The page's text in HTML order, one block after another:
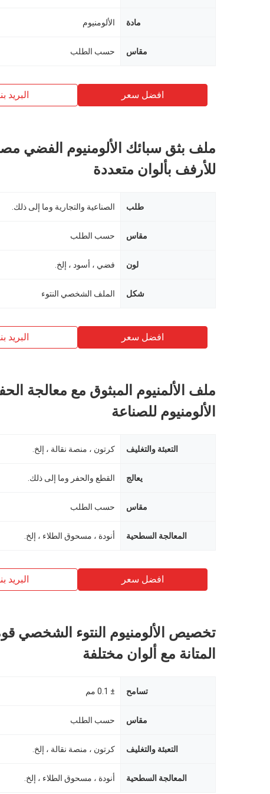
مادة الألومنيوم
مقاس حسب الطلب
افضل سعر البريد
ملف بثق سبائك الألومنيوم الفضي
للأرفف بألوان متعددة
طلب الصناعية والتجارية وما إلى ذلك.
مقاس حسب الطلب
لون فضي ، أسود ، إلخ.
شكل الملف الشخصي النتوء
افضل سعر البريد
ملف الألمنيوم المبثوق مع معالجة
الألومنيوم للصناعة
التعبئة والتغليف كرتون ، منصة نقالة ، إلخ.
يعالج القطع والحفر وما إلى ذلك.
مقاس حسب الطلب
المعالجة السطحية أنودة ، مسحوق الطلاء ، إلخ.
افضل سعر البريد
تخصيص الألومنيوم النتوء الشخصي
المتانة مع ألوان مختلفة
تسامح ± 0.1 مم
مقاس حسب الطلب
التعبئة والتغليف كرتون ، منصة نقالة ، إلخ.
المعالجة السطحية أنودة ، مسحوق الطلاء ، إلخ.